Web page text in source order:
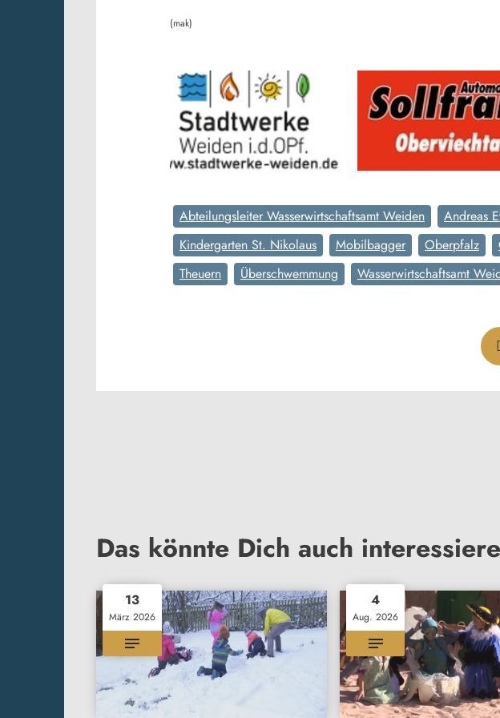
(mak)
Abteilungsleiter Wasserwirtschaftsamt Weiden Andreas
Kindergarten St. Nikolaus
Mobilbagger Oberpfalz
Theuern
Überschwemmung Wasserwirtschaftsamt
Das könnte Dich auch
13
März 2026
4
Aug. 2026